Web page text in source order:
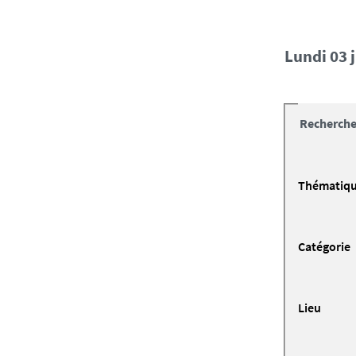
lundi 03
Catégorie
Lieu